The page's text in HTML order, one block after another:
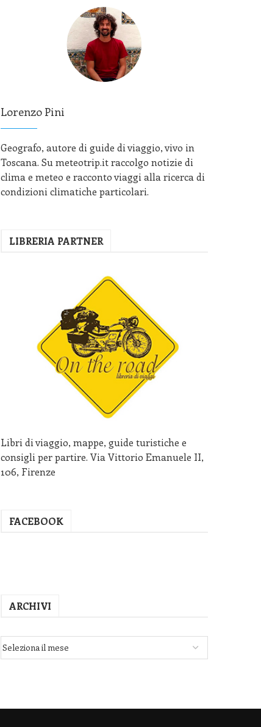
Lorenzo Pini
Geografo, autore di guide di viaggio, vivo in
Toscana. Su meteotrip.it raccolgo notizie di
clima e meteo e racconto viaggi alla ricerca di
condizioni climatiche particolari.
LIBRERIA PARTNER
Libri di viaggio, mappe, guide turistiche e
consigli per partire. Via Vittorio Emanuele II,
106, Firenze
FACEBOOK
ARCHIVI